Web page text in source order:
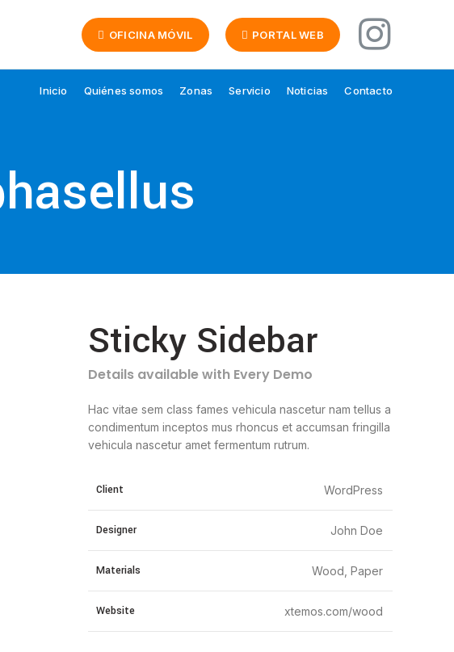
OFICINA MÓVIL PORTAL WEB
Inicio Quiénes somos Zonas Servicio Noticias Contacto
Sticky Sidebar
Details available with Every Demo
Hac vitae sem class fames vehicula nascetur nam tellus a
condimentum inceptos mus rhoncus et accumsan fringilla
vehicula nascetur amet fermentum rutrum.
Client WordPress
Designer John Doe
Materials Wood, Paper
Website xtemos.com/wood